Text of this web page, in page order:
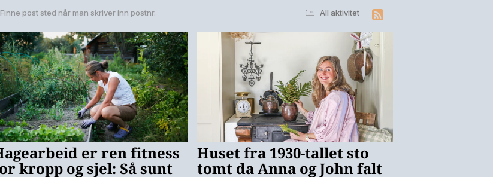
All aktivitet
Finne post sted når man skriver inn postnr.